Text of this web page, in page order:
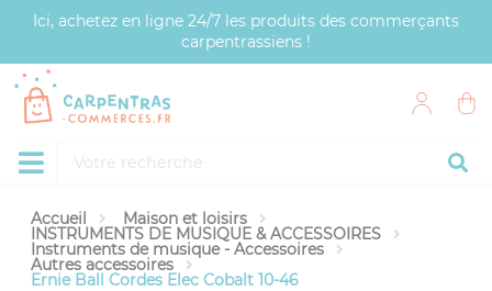
Ici, achetez en ligne 24/7 les produits des commerçants
carpentrassiens !
Accueil Maison et loisirs
INSTRUMENTS DE MUSIQUE & ACCESSOIRES
Instruments de musique - Accessoires
Autres accessoires
Ernie Ball Cordes Elec Cobalt 10-46
Panneau de gestion des cookies